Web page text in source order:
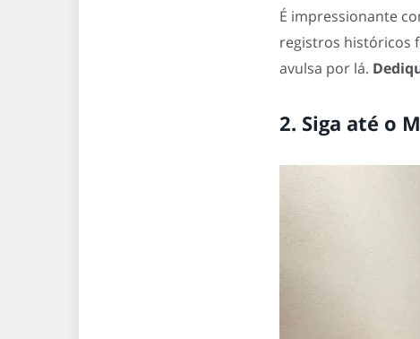
É impressionante
registros históricos
avulsa por lá.
2. Siga até o